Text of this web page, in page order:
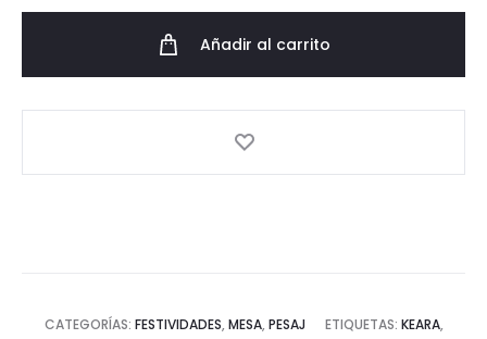
Añadir al carrito
CATEGORÍAS: FESTIVIDADES, MESA, PESAJ ETIQUETAS: KEARA,